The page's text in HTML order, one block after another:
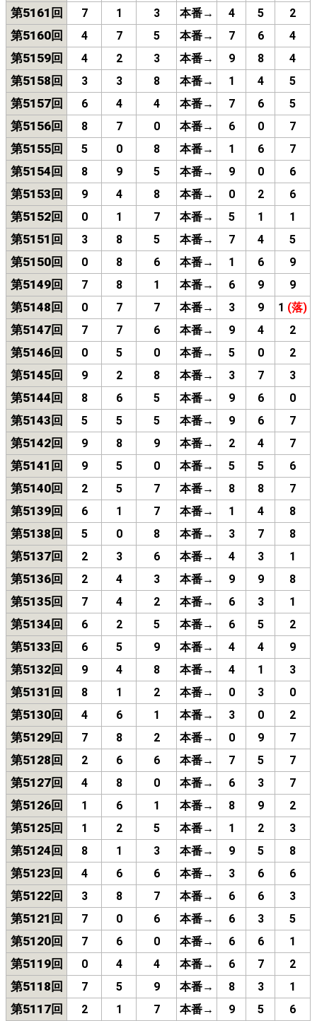
第5161回 7 1 3 本番→ 4 5 2
第5160回 4 7 5 本番→ 7 6 4
第5159回 4 2 3 本番→ 9 8 4
第5158回 3 3 8 本番→ 1 4 5
第5157回 6 4 4 本番→ 7 6 5
第5156回 8 7 0 本番→ 6 0 7
第5155回 5 0 8 本番→ 1 6 7
第5154回 8 9 5 本番→ 9 0 6
第5153回 9 4 8 本番→ 0 2 6
第5152回 0 1 7 本番→ 5 1 1
第5151回 3 8 5 本番→ 7 4 5
第5150回 0 8 6 本番→ 1 6 9
第5149回 7 8 1 本番→ 6 9 9
第5148回 0 7 7 本番→ 3 9 1 (落)
第5147回 7 7 6 本番→ 9 4 2
第5146回 0 5 0 本番→ 5 0 2
第5145回 9 2 8 本番→ 3 7 3
第5144回 8 6 5 本番→ 9 6 0
第5143回 5 5 5 本番→ 9 6 7
第5142回 9 8 9 本番→ 2 4 7
第5141回 9 5 0 本番→ 5 5 6
第5140回 2 5 7 本番→ 8 8 7
第5139回 6 1 7 本番→ 1 4 8
第5138回 5 0 8 本番→ 3 7 8
第5137回 2 3 6 本番→ 4 3 1
第5136回 2 4 3 本番→ 9 9 8
第5135回 7 4 2 本番→ 6 3 1
第5134回 6 2 5 本番→ 6 5 2
第5133回 6 5 9 本番→ 4 4 9
第5132回 9 4 8 本番→ 4 1 3
第5131回 8 1 2 本番→ 0 3 0
第5130回 4 6 1 本番→ 3 0 2
第5129回 7 8 2 本番→ 0 9 7
第5128回 2 6 6 本番→ 7 5 7
第5127回 4 8 0 本番→ 6 3 7
第5126回 1 6 1 本番→ 8 9 2
第5125回 1 2 5 本番→ 1 2 3
第5124回 8 1 3 本番→ 9 5 8
第5123回 4 6 6 本番→ 3 6 6
第5122回 3 8 7 本番→ 6 6 3
第5121回 7 0 6 本番→ 6 3 5
第5120回 7 6 0 本番→ 6 6 1
第5119回 0 4 4 本番→ 6 7 2
第5118回 7 5 9 本番→ 8 3 1
第5117回 2 1 7 本番→ 9 5 6